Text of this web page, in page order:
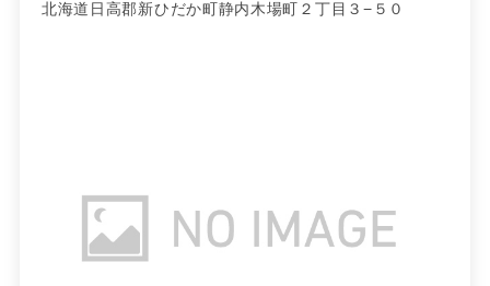
北海道日高郡新ひだか町静内木場町２丁目３−５０